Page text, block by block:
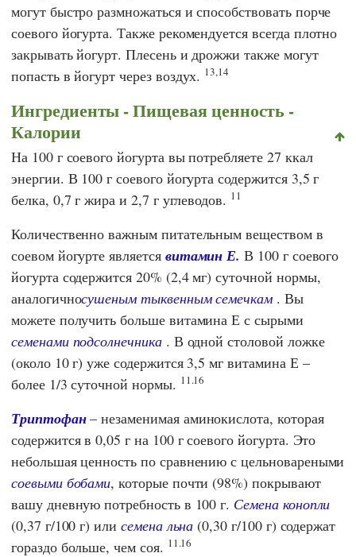
могут быстро размножаться и способствовать порче
соевого йогурта. Также рекомендуется всегда плотно
закрывать йогурт. Плесень и дрожжи также могут
попасть в йогурт через воздух. 13,14
Ингредиенты - Пищевая ценность -
Калории
На 100 г соевого йогурта вы потребляете 27 ккал
энергии. В 100 г соевого йогурта содержится 3,5 г
белка, 0,7 г жира и 2,7 г углеводов. 11
Количественно важным питательным веществом в
соевом йогурте является витамин Е. В 100 г соевого
йогурта содержится 20% (2,4 мг) суточной нормы,
аналогичносушеным тыквенным семечкам . Вы
можете получить больше витамина Е с сырыми
семенами подсолнечника. В одной столовой ложке
(около 10 г) уже содержится 3,5 мг витамина Е –
более 1/3 суточной нормы. 11.16
Триптофан– незаменимая аминокислота, которая
содержится в 0,05 г на 100 г соевого йогурта. Это
небольшая ценность по сравнению с цельновареными
соевыми бобами, которые почти (98%) покрывают
вашу дневную потребность в 100 г. Семена конопли
(0,37 г/100 г) или семена льна (0,30 г/100 г) содержат
гораздо больше, чем соя. 11.16